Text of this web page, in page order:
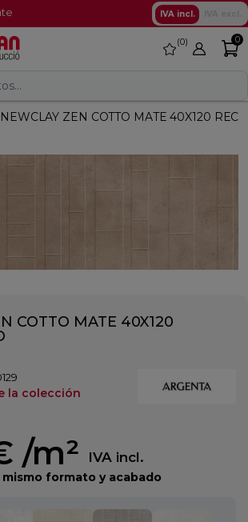
IVA incl.
favorite
0 0
NEWCLAY ZEN COTTO MATE 40X120
COTTO MATE 40X120
la colección
/m² IVA incl.
formato y acabado